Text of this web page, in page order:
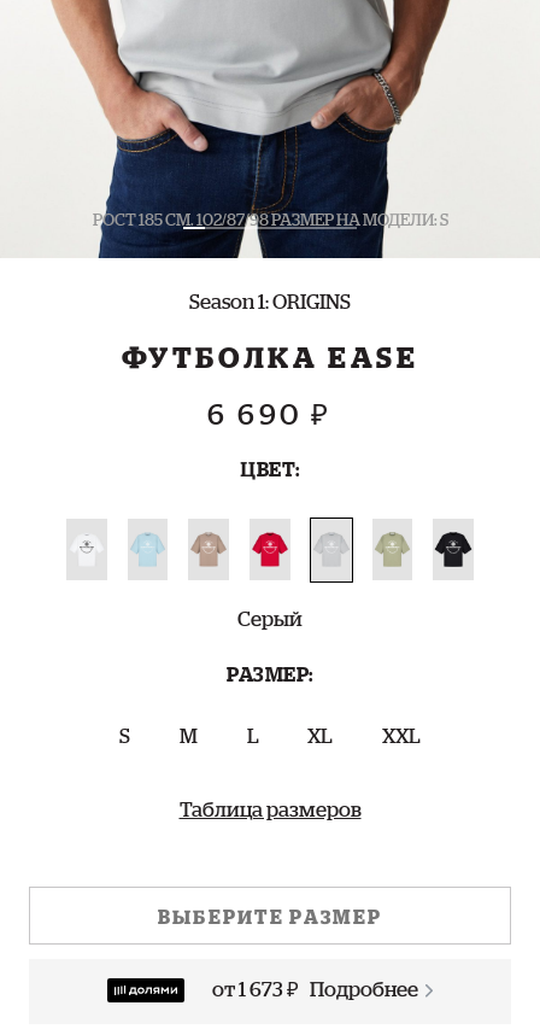
РОСТ 185 СМ. 102/87/98 РАЗМЕР НА МОДЕЛИ: S
Season 1: ORIGINS
ФУТБОЛКА EASE
6 690 ₽
ЦВЕТ:
Серый
РАЗМЕР:
S M L XL XXL
Таблица размеров
ВЫБЕРИТЕ РАЗМЕР
от 1 673 ₽ Подробнее